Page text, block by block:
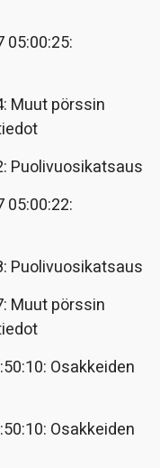
05:00:25:
Muut pörssin
Puolivuosikatsaus
05:00:22:
Puolivuosikatsaus
Muut pörssin
Osakkeiden
Osakkeiden